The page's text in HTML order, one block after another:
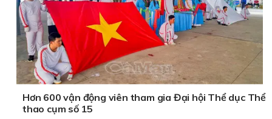
Hơn 600 vận động viên tham gia Đại hội Thể dục Thể
thao cụm số 15